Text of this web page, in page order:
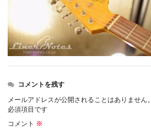
コメントを残す
メールアドレスが公開されることはありません。
必須項目です
コメント ※